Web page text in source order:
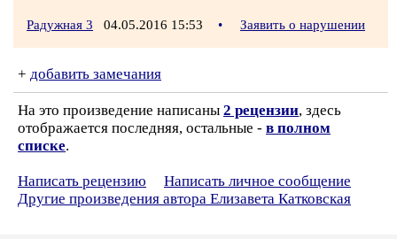
Радужная 3 04.05.2016 15:53 • Заявить о нарушении
+ добавить замечания
На это произведение написаны 2 рецензии, здесь
отображается последняя, остальные - в полном
списке.
Написать рецензию
Написать личное сообщение
Другие произведения автора Елизавета Катковская